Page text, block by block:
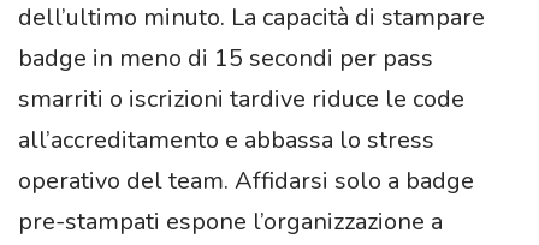
dell’ultimo minuto. La capacità di stampare
badge in meno di 15 secondi per pass
smarriti o iscrizioni tardive riduce le code
all’accreditamento e abbassa lo stress
operativo del team. Affidarsi solo a badge
pre-stampati espone l’organizzazione a